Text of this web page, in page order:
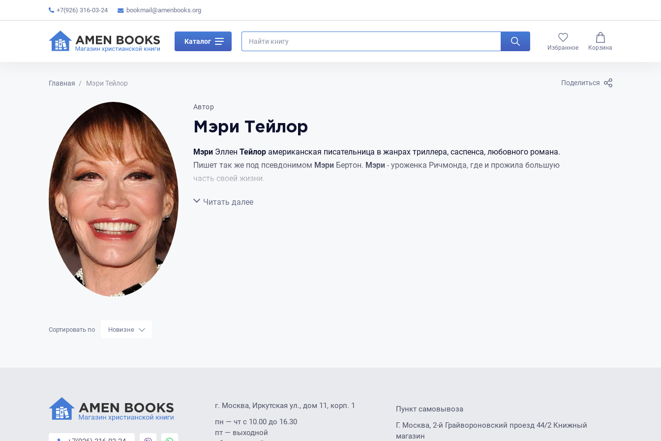
+7(926) 316-03-24 bookmail@amenbooks.org
Каталог
Избранное Корзина
Главная Мэри Тейлор Поделиться
Автор
Мэри Тейлор
Мэри Эллен Тейлор американская писательница в жанрах триллера, саспенса, любовного романа.
Пишет так же под псевдонимом Мэри Бертон. Мэри - уроженка Ричмонда, где и прожила большую
часть своей жизни.
Свернуть
Читать далее
Сортировать по Новизне
г. Москва, Иркутская ул., дом 11, корп. 1
пн — чт с 10.00 до 16.30
пт — выходной
Пункт самовывоза
Г. Москва, 2-й Грайвороновский проезд 44/2 Книжный
магазин